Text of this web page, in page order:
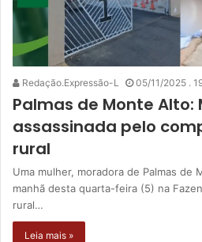
Redação.Expressão-L 05/11/2025 .
Palmas de Monte Alto:
assassinada pelo
rural
Uma mulher, moradora de Palmas de
manhã desta quarta-feira (5) na
rural…
Leia mais »